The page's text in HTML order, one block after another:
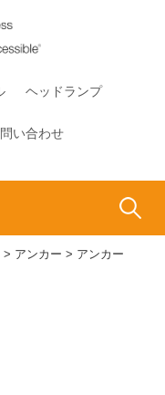
ヘッドランプ
い合わせ
検
> アンカー > アンカー